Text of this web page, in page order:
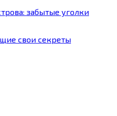
забытые уголки
свои секреты